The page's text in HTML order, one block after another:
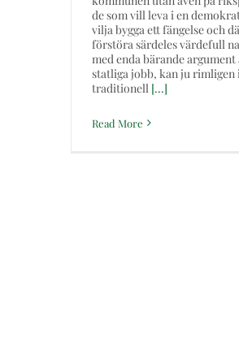
de som vill leva i en
vilja bygga ett fängelse och
förstöra särdeles värdefull
med enda bärande
statliga jobb, kan ju rimligen
traditionell [...]
Read More